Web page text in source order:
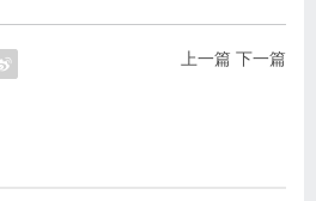
上一篇 下一篇